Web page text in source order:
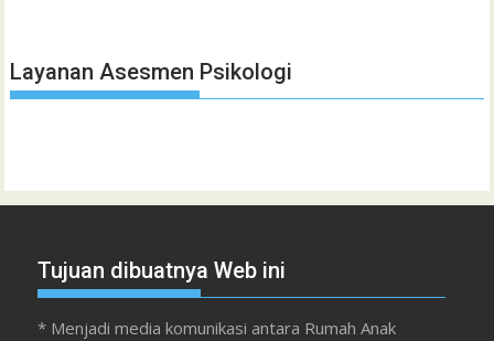
Layanan Asesmen Psikologi
Tujuan dibuatnya Web ini
* Menjadi media komunikasi antara Rumah Anak